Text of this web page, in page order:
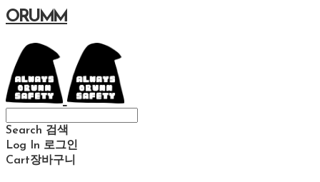
ORUMM
Search 검색
Log In 로그인
Cart장바구니